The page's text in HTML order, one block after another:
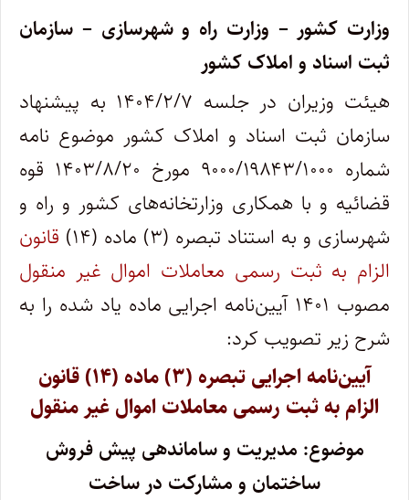
وزارت کشور – وزارت راه و شهرسازی – سازمان
ثبت اسناد و املاک کشور
هیئت وزیران در جلسه ۱۴۰۴/۲/۷ به پیشنهاد
سازمان ثبت اسناد و املاک کشور موضوع نامه
شماره ۹۰۰۰/۱۹۸۴۳/۱۰۰۰ مورخ ۱۴۰۳/۸/۲۰ قوه
قضائیه و با همکاری وزارتخانه‌های کشور و راه و
شهرسازی و به استناد تبصره (۳) ماده (۱۴)
قانون
الزام به ثبت رسمی معاملات اموال غیر منقول
مصوب ۱۴۰۱ آیین‌نامه اجرایی ماده یاد شده را به
شرح زیر تصویب کرد:
آیین‌نامه اجرایی تبصره (۳) ماده (۱۴) قانون
الزام به ثبت رسمی معاملات اموال غیر منقول
موضوع: مدیریت و ساماندهی پیش فروش
ساختمان و مشارکت در ساخت